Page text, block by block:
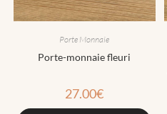
Porte Monnaie
Porte-monnaie fleuri
27.00€